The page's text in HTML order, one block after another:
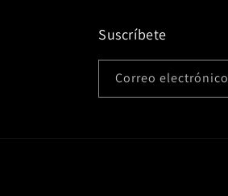
Suscríbete
Correo electrónico